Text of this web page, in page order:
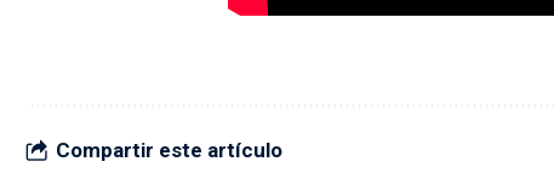
Compartir este artículo